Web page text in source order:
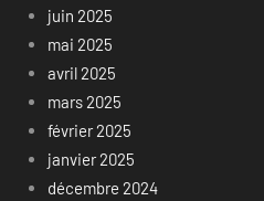
juin 2025
mai 2025
avril 2025
mars 2025
février 2025
janvier 2025
décembre 2024